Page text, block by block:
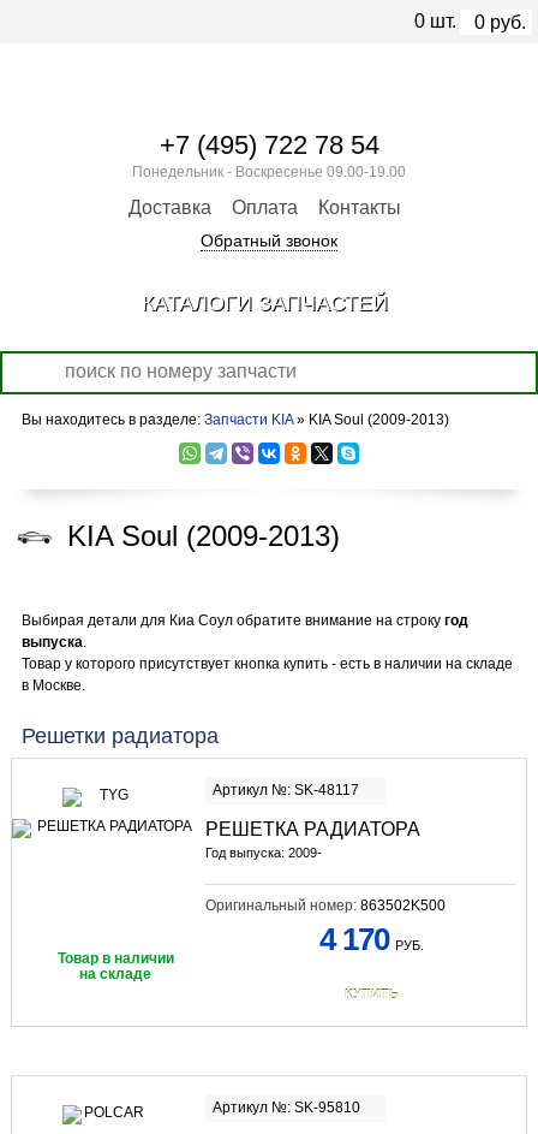
Вы находитесь в разделе: Запчасти KIA» KIA Soul (2009-2013)
KIA Soul (2009-2013)
Выбирая детали для Киа Соул обратите внимание на строку год
выпуска.
Товар у которого присутствует кнопка купить - есть в наличии на складе
в Москве.
Решетки радиатора
Артикул №: SK-48117
РЕШЕТКА РАДИАТОРА
Год выпуска: 2009-
Оригинальный номер: 863502K500
Товар в наличии
на складе
4 170 РУБ.
КУПИТЬ
Артикул №: SK-95810
+7 (495) 722 78 54
Понедельник - Воскресенье 09.00-19.00
Доставка Оплата Контакты
Обратный звонок
0 шт. 0 руб.
КАТАЛОГИ ЗАПЧАСТЕЙ